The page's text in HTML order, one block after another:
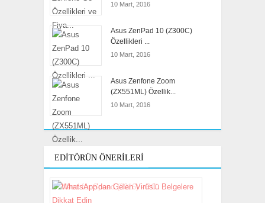
10 Mart, 2016
Asus ZenPad 10 (Z300C)
Özellikleri ...
10 Mart, 2016
Asus Zenfone Zoom
(ZX551ML) Özellik...
10 Mart, 2016
EDITÖRÜN ÖNERILERI